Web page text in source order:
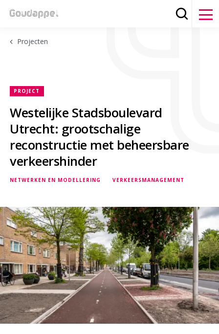
Zoeken
Projecten
Westelijke Stadsboulevard
Utrecht: grootschalige
reconstructie met beheersbare
verkeershinder
PROJECT
NETWERKEN EN MODELLERING VERKEERSMANAGEMENT